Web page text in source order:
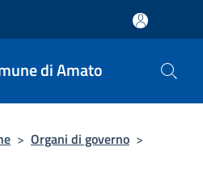
di Amato
> Organi di governo >